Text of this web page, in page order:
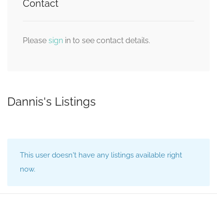
Contact
Please sign in to see contact details.
Dannis's Listings
This user doesn't have any listings available right
now.